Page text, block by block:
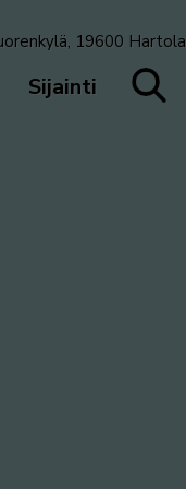
19600 Hartola
Sijainti